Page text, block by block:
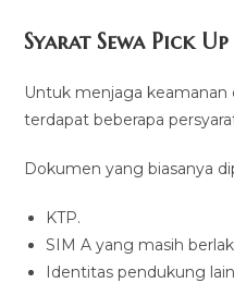
Syarat Sewa Pick Up
Untuk menjaga keamanan
terdapat beberapa
Dokumen yang biasanya
KTP.
SIM A yang masih
Identitas pendukung